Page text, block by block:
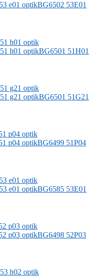
BG6502 53E01
BG6501 51H01
BG6501 51G21
BG6499 51P04
BG6585 53E01
BG6498 52P03